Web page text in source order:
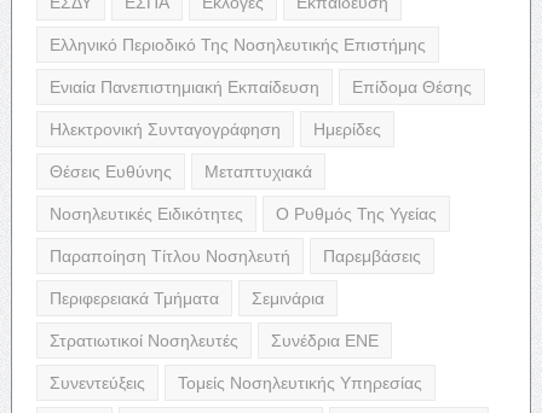
Ελληνικό Περιοδικό Της Νοσηλευτικής Επιστήμης
Ενιαία Πανεπιστημιακή Εκπαίδευση Επίδομα Θέσης
Ηλεκτρονική Συνταγογράφηση Ημερίδες
Θέσεις Ευθύνης Μεταπτυχιακά
Νοσηλευτικές Ειδικότητες Ο Ρυθμός Της Υγείας
Παραποίηση Τίτλου Νοσηλευτή Παρεμβάσεις
Περιφερειακά Τμήματα Σεμινάρια
Στρατιωτικοί Νοσηλευτές Συνέδρια ΕΝΕ
Συνεντεύξεις Τομείς Νοσηλευτικής Υπηρεσίας